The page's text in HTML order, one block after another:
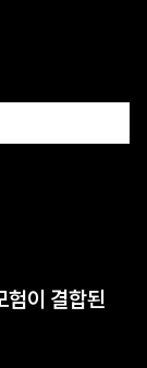
험이 결합된